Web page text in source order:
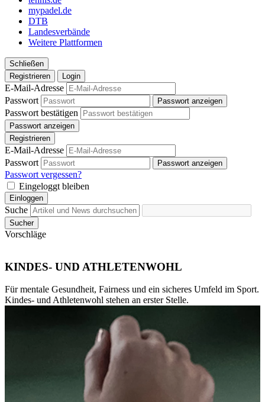
mypadel.de
DTB
Landesverbände
Weitere Plattformen
Schließen
Registrieren
Login
E-Mail-Adresse
Passwort
Passwort anzeigen
Passwort bestätigen
Passwort anzeigen
Registrieren
E-Mail-Adresse
Passwort
Passwort anzeigen
Passwort vergessen?
Eingeloggt bleiben
Einloggen
Suche
Sucher
Vorschläge
KINDES- UND ATHLETENWOHL
Für mentale Gesundheit, Fairness und ein sicheres Umfeld im Sport.
Kindes- und Athletenwohl stehen an erster Stelle.